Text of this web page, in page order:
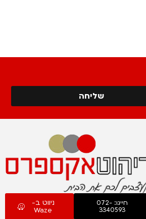
שליחה
חייגו: 072-
3340593
ניווט ב-
Waze